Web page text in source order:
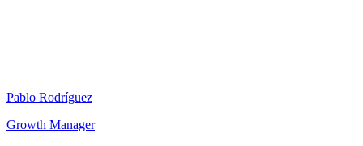
Pablo Rodríguez
Growth Manager